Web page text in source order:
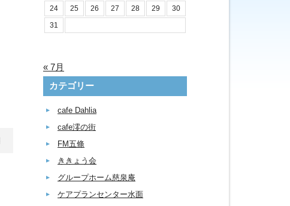
24
25 26 27 28 29
30
31
« 7月
カテゴリー
cafe Dahlia
cafe澪の街
FM五條
ききょう会
グループホーム慈泉庵
ケアプランセンター水面